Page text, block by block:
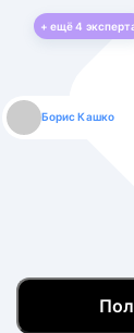
+ ещё4
Борис Кашко
Юлия Изоитко
Александр
Даниил Макаров
Екатерина